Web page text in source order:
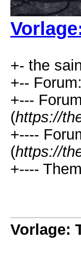
+- the
+--
+---
(https://
+----
(https://
+----
Vorlage: